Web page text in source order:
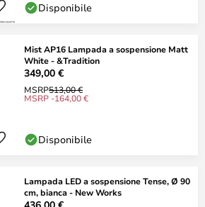
Disponibile
Mist AP16 Lampada a sospensione Matt
White - &Tradition
349,00 €
MSRP513,00 €
MSRP -164,00 €
Disponibile
Lampada LED a sospensione Tense, Ø 90
cm, bianca - New Works